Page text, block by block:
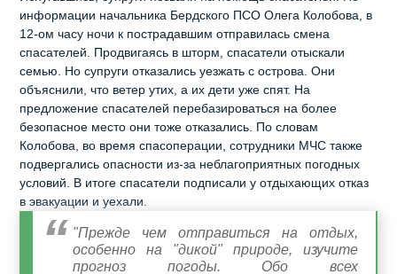
информации начальника Бердского ПСО Олега Колобова, в
12-ом часу ночи к пострадавшим отправилась смена
спасателей. Продвигаясь в шторм, спасатели отыскали
семью. Но супруги отказались уезжать с острова. Они
объяснили, что ветер утих, а их дети уже спят. На
предложение спасателей перебазироваться на более
безопасное место они тоже отказались. По словам
Колобова, во время спасоперации, сотрудники МЧС также
подвергались опасности из-за неблагоприятных погодных
условий. В итоге спасатели подписали у отдыхающих отказ
в эвакуации и уехали.
"Прежде чем отправиться на отдых,
особенно на "дикой" природе, изучите
прогноз погоды. Обо всех